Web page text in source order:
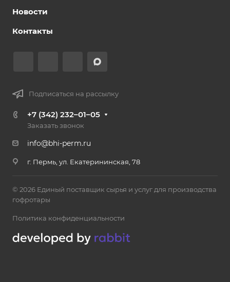
Новости
Контакты
Подписаться на рассылку
+7 (342) 232–01–05
Заказать звонок
info@bhi-perm.ru
г. Пермь, ул. Екатерининская, 78
© 2026 Единый поставщик сырья и услуг для производства
гофротары
Политика конфиденциальности